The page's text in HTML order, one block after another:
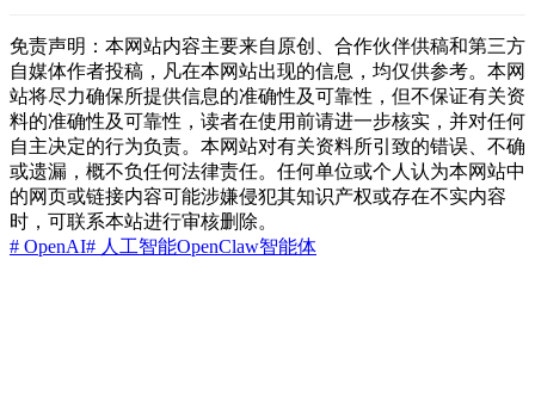
免责声明：本网站内容主要来自原创、合作伙伴供稿和第三方
自媒体作者投稿，凡在本网站出现的信息，均仅供参考。本网
站将尽力确保所提供信息的准确性及可靠性，但不保证有关资
料的准确性及可靠性，读者在使用前请进一步核实，并对任何
自主决定的行为负责。本网站对有关资料所引致的错误、不确
或遗漏，概不负任何法律责任。任何单位或个人认为本网站中
的网页或链接内容可能涉嫌侵犯其知识产权或存在不实内容
时，可联系本站进行审核删除。
# OpenAI# 人工智能OpenClaw智能体